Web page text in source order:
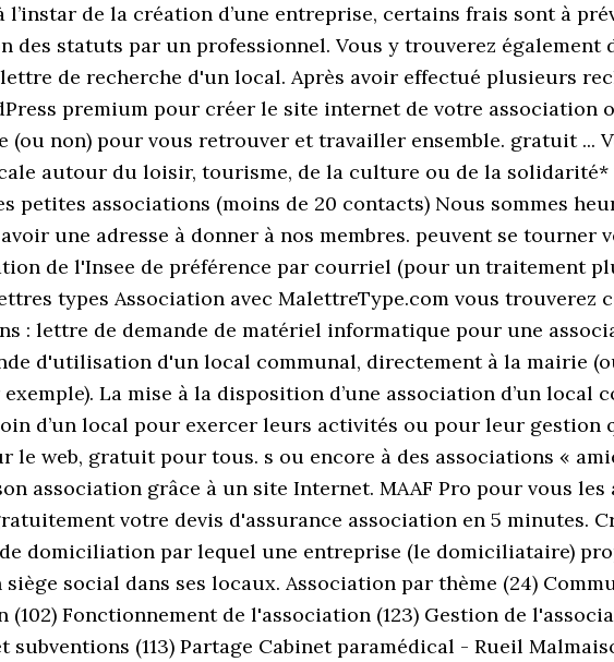
l’instar de la création d’une entreprise, certains frais sont à
des statuts par un professionnel. Vous y trouverez
de recherche d'un local. Après avoir effectué plusieurs
premium pour créer le site internet de votre association
(ou non) pour vous retrouver et travailler ensemble. gratuit ...
autour du loisir, tourisme, de la culture ou de la solidarité*
petites associations (moins de 20 contacts) Nous sommes
une adresse à donner à nos membres. peuvent se tourner
de l'Insee de préférence par courriel (pour un traitement
types Association avec MalettreType.com vous trouverez
: lettre de demande de matériel informatique pour une
d'utilisation d'un local communal, directement à la mairie
La mise à la disposition d’une association d’un local
d’un local pour exercer leurs activités ou pour leur gestion
le web, gratuit pour tous. s ou encore à des associations «
association grâce à un site Internet. MAAF Pro pour vous les
votre devis d'assurance association en 5 minutes.
domiciliation par lequel une entreprise (le domiciliataire)
social dans ses locaux. Association par thème (24)
Fonctionnement de l'association (123) Gestion de
(113) Partage Cabinet paramédical - Rueil